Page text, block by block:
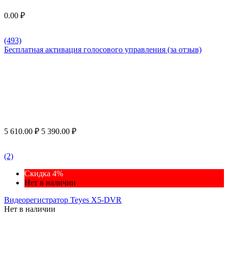
0.00 ₽
(493)
Бесплатная активация голосового управления (за отзыв)
5 610.00 ₽ 5 390.00 ₽
(2)
Скидка 4%
Нет в наличии
Видеорегистратор Teyes X5-DVR
Нет в наличии